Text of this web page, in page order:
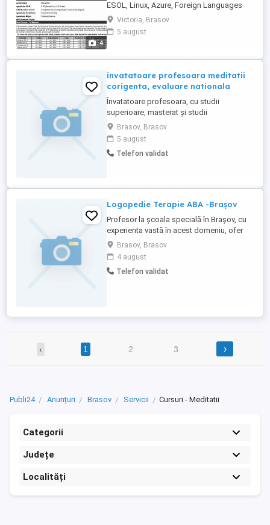
4
ESOL, Linux, Azure, Foreign Languages
and AWS Certificates Online Get Authentic
IELTS, Linux Exams, PTE, TOEFL, Azure,
ESOL, German Exams**,** AWS Exams,
Insurance Exams, English Exams, Spanish
Exams, University Entrance Exams ...
Victoria, Brasov
5 august
invatatoare profesoara meditatii
corigenta, evaluare nationala
Învatatoare profesoara, cu studii
superioare, masterat și studii
postuniversitare, cu experiență de peste
15 ani, meditez la matematica, la limba
română și ofer sprijin în efectuarea
temelor, necesare la școală, in însușirea,
și ...
Brasov, Brasov
5 august
Telefon validat
Logopedie Terapie ABA -Brașov
Profesor la școala specială în Brașov, cu
experienta vastă în acest domeniu, ofer
servicii de logopedie si terapie ABBA la
domiciliul meu sau al copilului. Sunt o fire
empatica, calmă si perseverentă, reușind
sa reabilitez majoritatea copiiilor cu care
Brasov, Brasov
4 august
Telefon validat
‹ 1 2 3 ›
Publi24 Anunțuri Brasov Servicii Cursuri - Meditatii
Categorii
Județe
Localități